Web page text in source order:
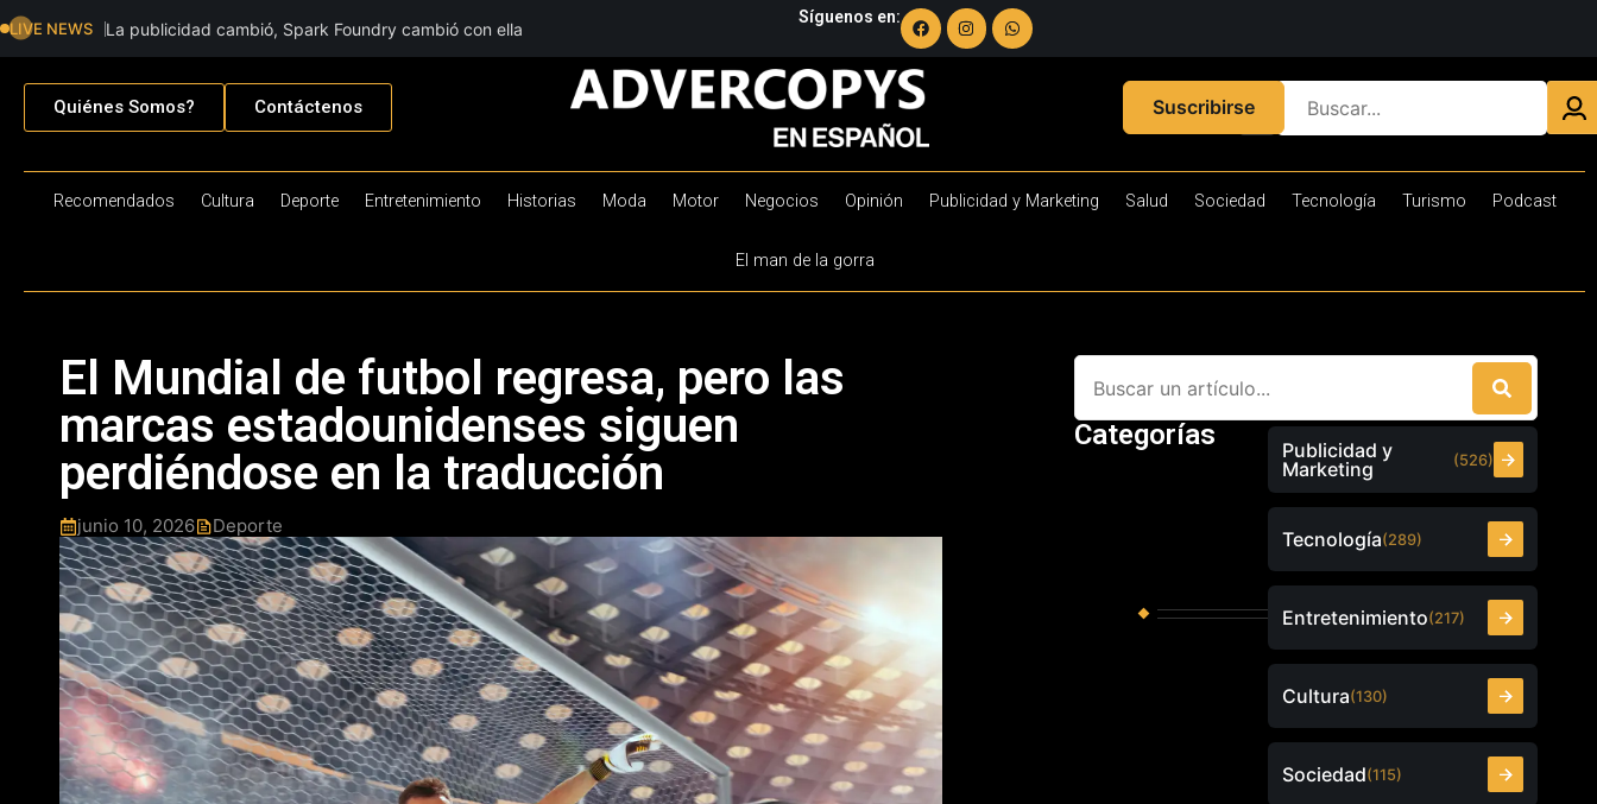
LIVE NEWS La publicidad cambió, Spark Foundry cambió con ella
Síguenos en:
Quiénes Somos? Contáctenos Suscribirse
Recomendados Cultura Deporte Entretenimiento Historias Moda Motor Negocios Opinión Publicidad y Marketing Salud Sociedad Tecnología Turismo Podcast
El man de la gorra
El Mundial de futbol regresa, pero las
marcas estadounidenses siguen
perdiéndose en la traducción
junio 10, 2026 Deporte
Categorías
Publicidad y
Marketing
(526)
Tecnología(289)
Entretenimiento(217)
Cultura(130)
Sociedad(115)